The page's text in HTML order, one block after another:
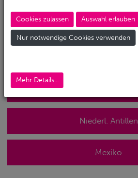
Niederl. Antillen
Mexiko
Cookies zulassen Auswahl erlauben
Nur notwendige Cookies verwenden
Mehr Details...